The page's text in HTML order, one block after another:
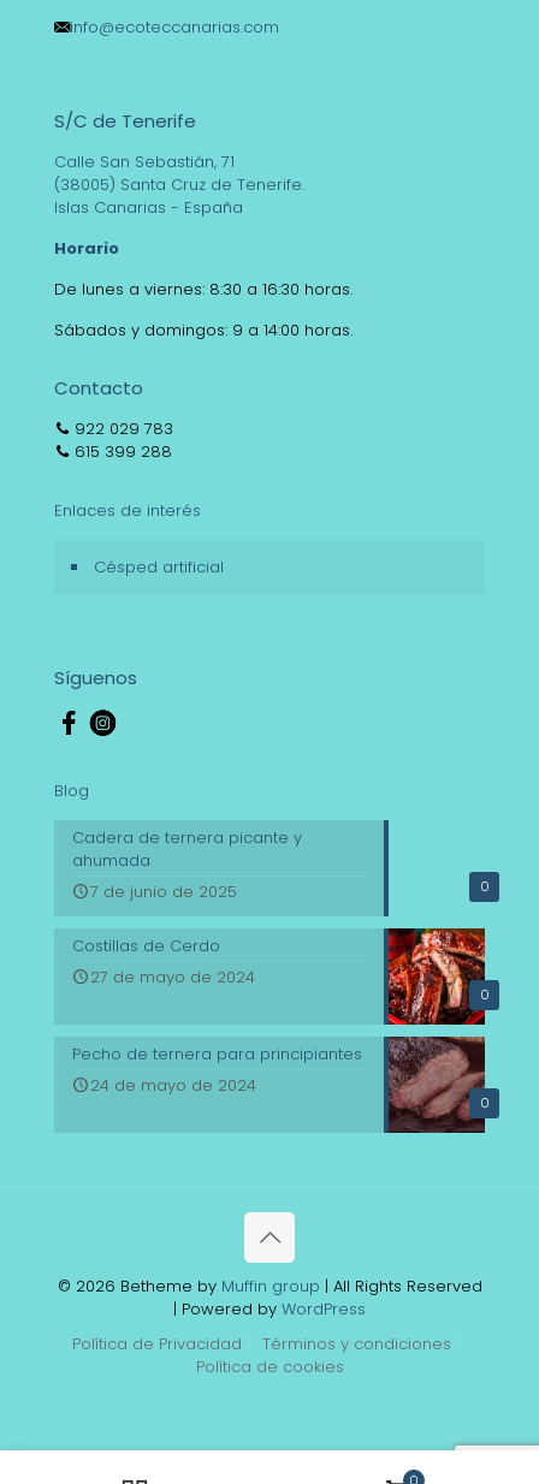
info@ecoteccanarias.com
S/C de Tenerife
Calle San Sebastián, 71
(38005) Santa Cruz de Tenerife.
Islas Canarias - España
Horario
De lunes a viernes: 8:30 a 16:30 horas.
Sábados y domingos: 9 a 14:00 horas.
Contacto
922 029 783
615 399 288
Enlaces de interés
Césped artificial
Síguenos
Blog
0
Cadera de ternera picante y
ahumada
7 de junio de 2025
0
Costillas de Cerdo
27 de mayo de 2024
0
Pecho de ternera para principiantes
24 de mayo de 2024
© 2026 Betheme by Muffin group | All Rights Reserved
| Powered by WordPress
Política de Privacidad
Términos y condiciones
Política de cookies